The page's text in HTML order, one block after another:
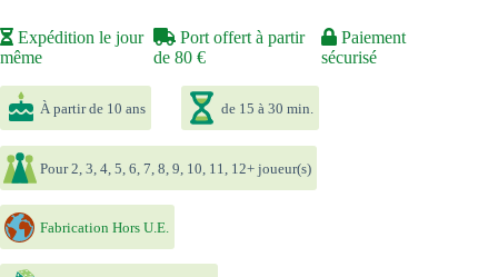
Expédition le jour
même
Port offert à partir
de 80 €
Paiement
sécurisé
À partir de 10 ans de 15 à 30 min.
Pour 2, 3, 4, 5, 6, 7, 8, 9, 10, 11, 12+ joueur(s)
Fabrication Hors U.E.